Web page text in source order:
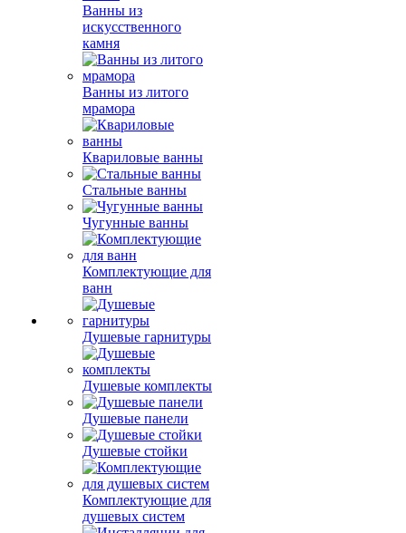
Ванны из
искусственного
камня
Ванны из литого
мрамора
Квариловые ванны
Стальные ванны
Чугунные ванны
Комплектующие для
ванн
Душевые гарнитуры
Душевые комплекты
Душевые панели
Душевые стойки
Комплектующие для
душевых систем